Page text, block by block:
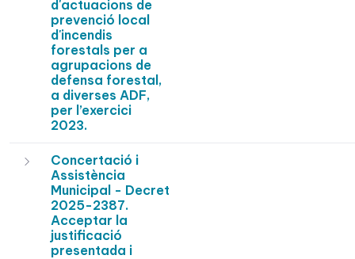
d'actuacions de
prevenció local
d'incendis
forestals per a
agrupacions de
defensa forestal,
a diverses ADF,
per l’exercici
2023.
Concertació i
Assistència
Municipal - Decret
2025-2387.
Acceptar la
justificació
presentada i